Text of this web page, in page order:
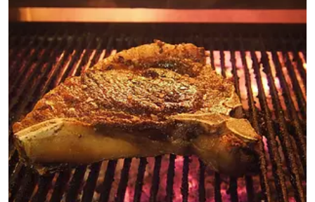
す。 「そ...